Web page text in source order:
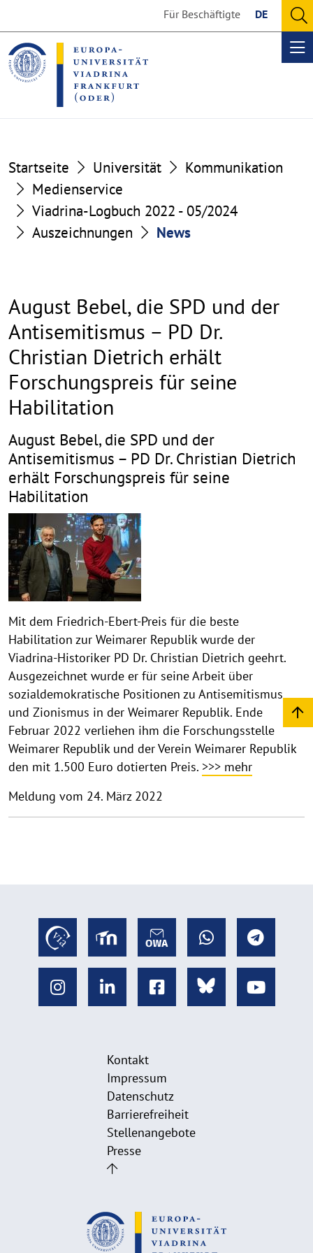
the
content
section
the
footer
section
Für Beschäftigte DE
Startseite Universität
Kommunikation
Medienservice
Viadrina-Logbuch 2022 - 05/2024
Auszeichnungen
News
August Bebel, die SPD und der
Antisemitismus – PD Dr.
Christian Dietrich erhält
Forschungspreis für seine
Habilitation
August Bebel, die SPD und der
Antisemitismus – PD Dr. Christian Dietrich
erhält Forschungspreis für seine
Habilitation
Mit dem Friedrich-Ebert-Preis für die beste
Habilitation zur Weimarer Republik wurde der
Viadrina-Historiker PD Dr. Christian Dietrich geehrt.
Ausgezeichnet wurde er für seine Arbeit über
sozialdemokratische Positionen zu Antisemitismus
und Zionismus in der Weimarer Republik. Ende
Februar 2022 verliehen ihm die Forschungsstelle
Weimarer Republik und der Verein Weimarer Republik
den mit 1.500 Euro dotierten Preis. >>> mehr
Meldung vom 24. März 2022
Kontakt
Impressum
Datenschutz
Barrierefreiheit
Stellenangebote
Presse